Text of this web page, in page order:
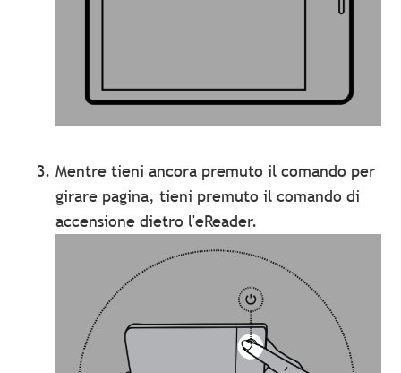
Mentre tieni ancora premuto il comando per
girare pagina, tieni premuto il comando di
accensione dietro l'eReader.